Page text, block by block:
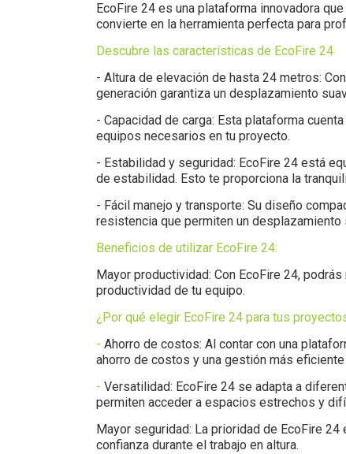
EcoFire 24 es una plataforma innovadora
convierte en la herramienta perfecta para
Descubre las características de EcoFire 24
- Altura de elevación de hasta 24 metros:
generación garantiza un desplazamiento
- Capacidad de carga: Esta plataforma
equipos necesarios en tu proyecto.
- Estabilidad y seguridad: EcoFire 24 está
de estabilidad. Esto te proporciona la
- Fácil manejo y transporte: Su diseño
resistencia que permiten un
Beneficios de utilizar EcoFire 24:
Mayor productividad: Con EcoFire 24,
productividad de tu equipo.
¿Por qué elegir EcoFire 24 para tus
- Ahorro de costos: Al contar con una
ahorro de costos y una gestión más
- Versatilidad: EcoFire 24 se adapta a
permiten acceder a espacios estrechos y
Mayor seguridad: La prioridad de EcoFire
confianza durante el trabajo en altura.